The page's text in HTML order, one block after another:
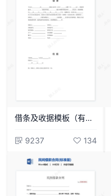
借条及收据模板（有担保人）
9237 134